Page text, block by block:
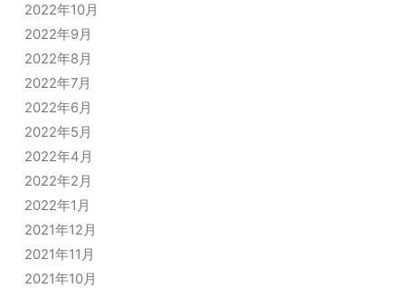
2022年10月
2022年9月
2022年8月
2022年7月
2022年6月
2022年5月
2022年4月
2022年2月
2022年1月
2021年12月
2021年11月
2021年10月